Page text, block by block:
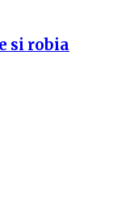
si robia